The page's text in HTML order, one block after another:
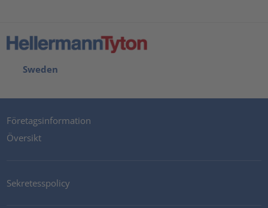
Sweden
Företagsinformation
Översikt
Sekretesspolicy